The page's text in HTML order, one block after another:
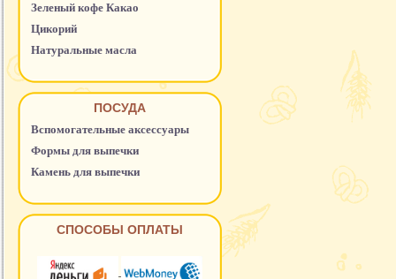
Зеленый кофе Какао
Цикорий
Натуральные масла
ПОСУДА
Вспомогательные аксессуары
Формы для выпечки
Камень для выпечки
СПОСОБЫ ОПЛАТЫ